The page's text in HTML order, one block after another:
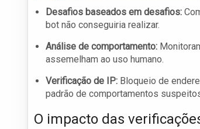
Desafios baseados em desafios:
bot não conseguiria realizar.
Análise de comportamento:
assemelham ao uso humano.
Verificação de IP: Bloqueio de
padrão de comportamentos
O impacto das